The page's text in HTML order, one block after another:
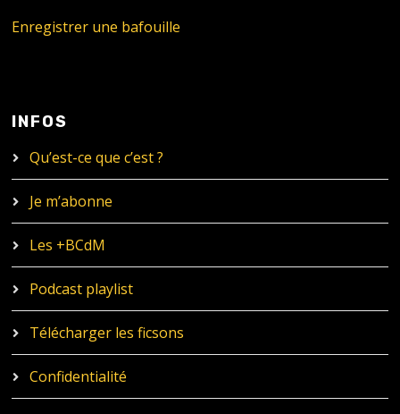
Enregistrer une bafouille
INFOS
Qu’est-ce que c’est ?
Je m’abonne
Les +BCdM
Podcast playlist
Télécharger les ficsons
Confidentialité